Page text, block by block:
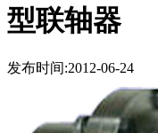
型联轴器
发布时间:2012-06-24